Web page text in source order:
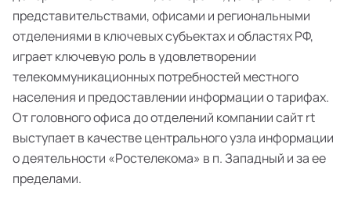
представительствами, офисами и региональными
отделениями в ключевых субъектах и областях РФ,
играет ключевую роль в удовлетворении
телекоммуникационных потребностей местного
населения и предоставлении информации о тарифах.
От головного офиса до отделений компании сайт rt
выступает в качестве центрального узла информации
о деятельности «Ростелекома» в п. Западный и за ее
пределами.